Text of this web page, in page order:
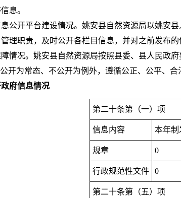
息。
息公开平台建设情况。姚安县自然资源局以姚安
理职责，及时公开各栏目信息，并对之前发布的
障情况。姚安县自然资源局按照县委、县人民政
开为常态、不公开为例外，遵循公正、公平、合
府信息情况
第二十条第（一）项
信息内容 本年制
规章 0
行政规范性文件 0
第二十条第（五）项